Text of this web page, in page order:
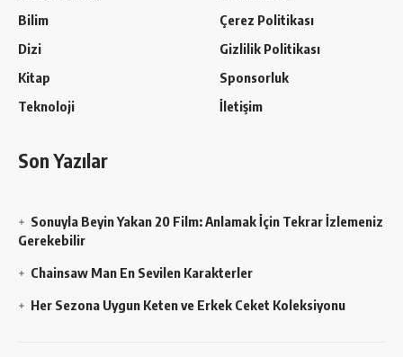
Bilim
Dizi
Kitap
Teknoloji
Çerez Politikası
Gizlilik Politikası
Sponsorluk
İletişim
Son Yazılar
Sonuyla Beyin Yakan 20 Film: Anlamak İçin Tekrar İzlemeniz
Gerekebilir
Chainsaw Man En Sevilen Karakterler
Her Sezona Uygun Keten ve Erkek Ceket Koleksiyonu